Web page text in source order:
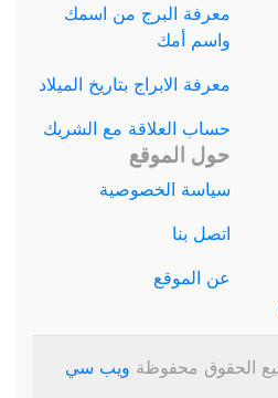
معرفة البرج من اسمك
واسم أمك
معرفة الابراج بتاريخ الميلاد
حساب العلاقة مع الشريك
حول الموقع
سياسة الخصوصية
اتصل بنا
عن الموقع
ويب سي